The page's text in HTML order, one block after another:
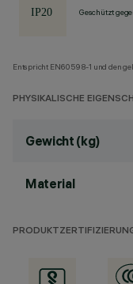
Geschützt
Entspricht EN60598-1 und den
PHYSIKALISCHE
Gewicht (kg)
Material